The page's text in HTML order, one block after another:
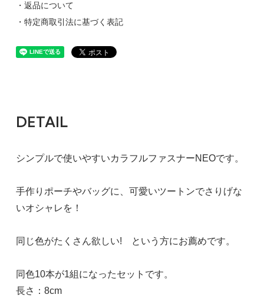
・返品について
・特定商取引法に基づく表記
DETAIL
シンプルで使いやすいカラフルファスナーNEOです。
手作りポーチやバッグに、可愛いツートンでさりげな
いオシャレを！
同じ色がたくさん欲しい! という方にお薦めです。
同色10本が1組になったセットです。
長さ：8cm